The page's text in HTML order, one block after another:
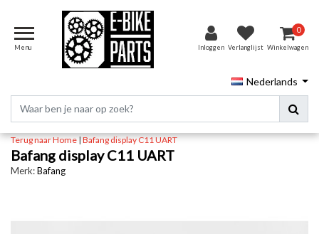
Menu Inloggen Verlanglijst
0
Winkelwagen
Nederlands
Terug naar Home|Bafang display C11 UART
Bafang display C11 UART
Merk:Bafang